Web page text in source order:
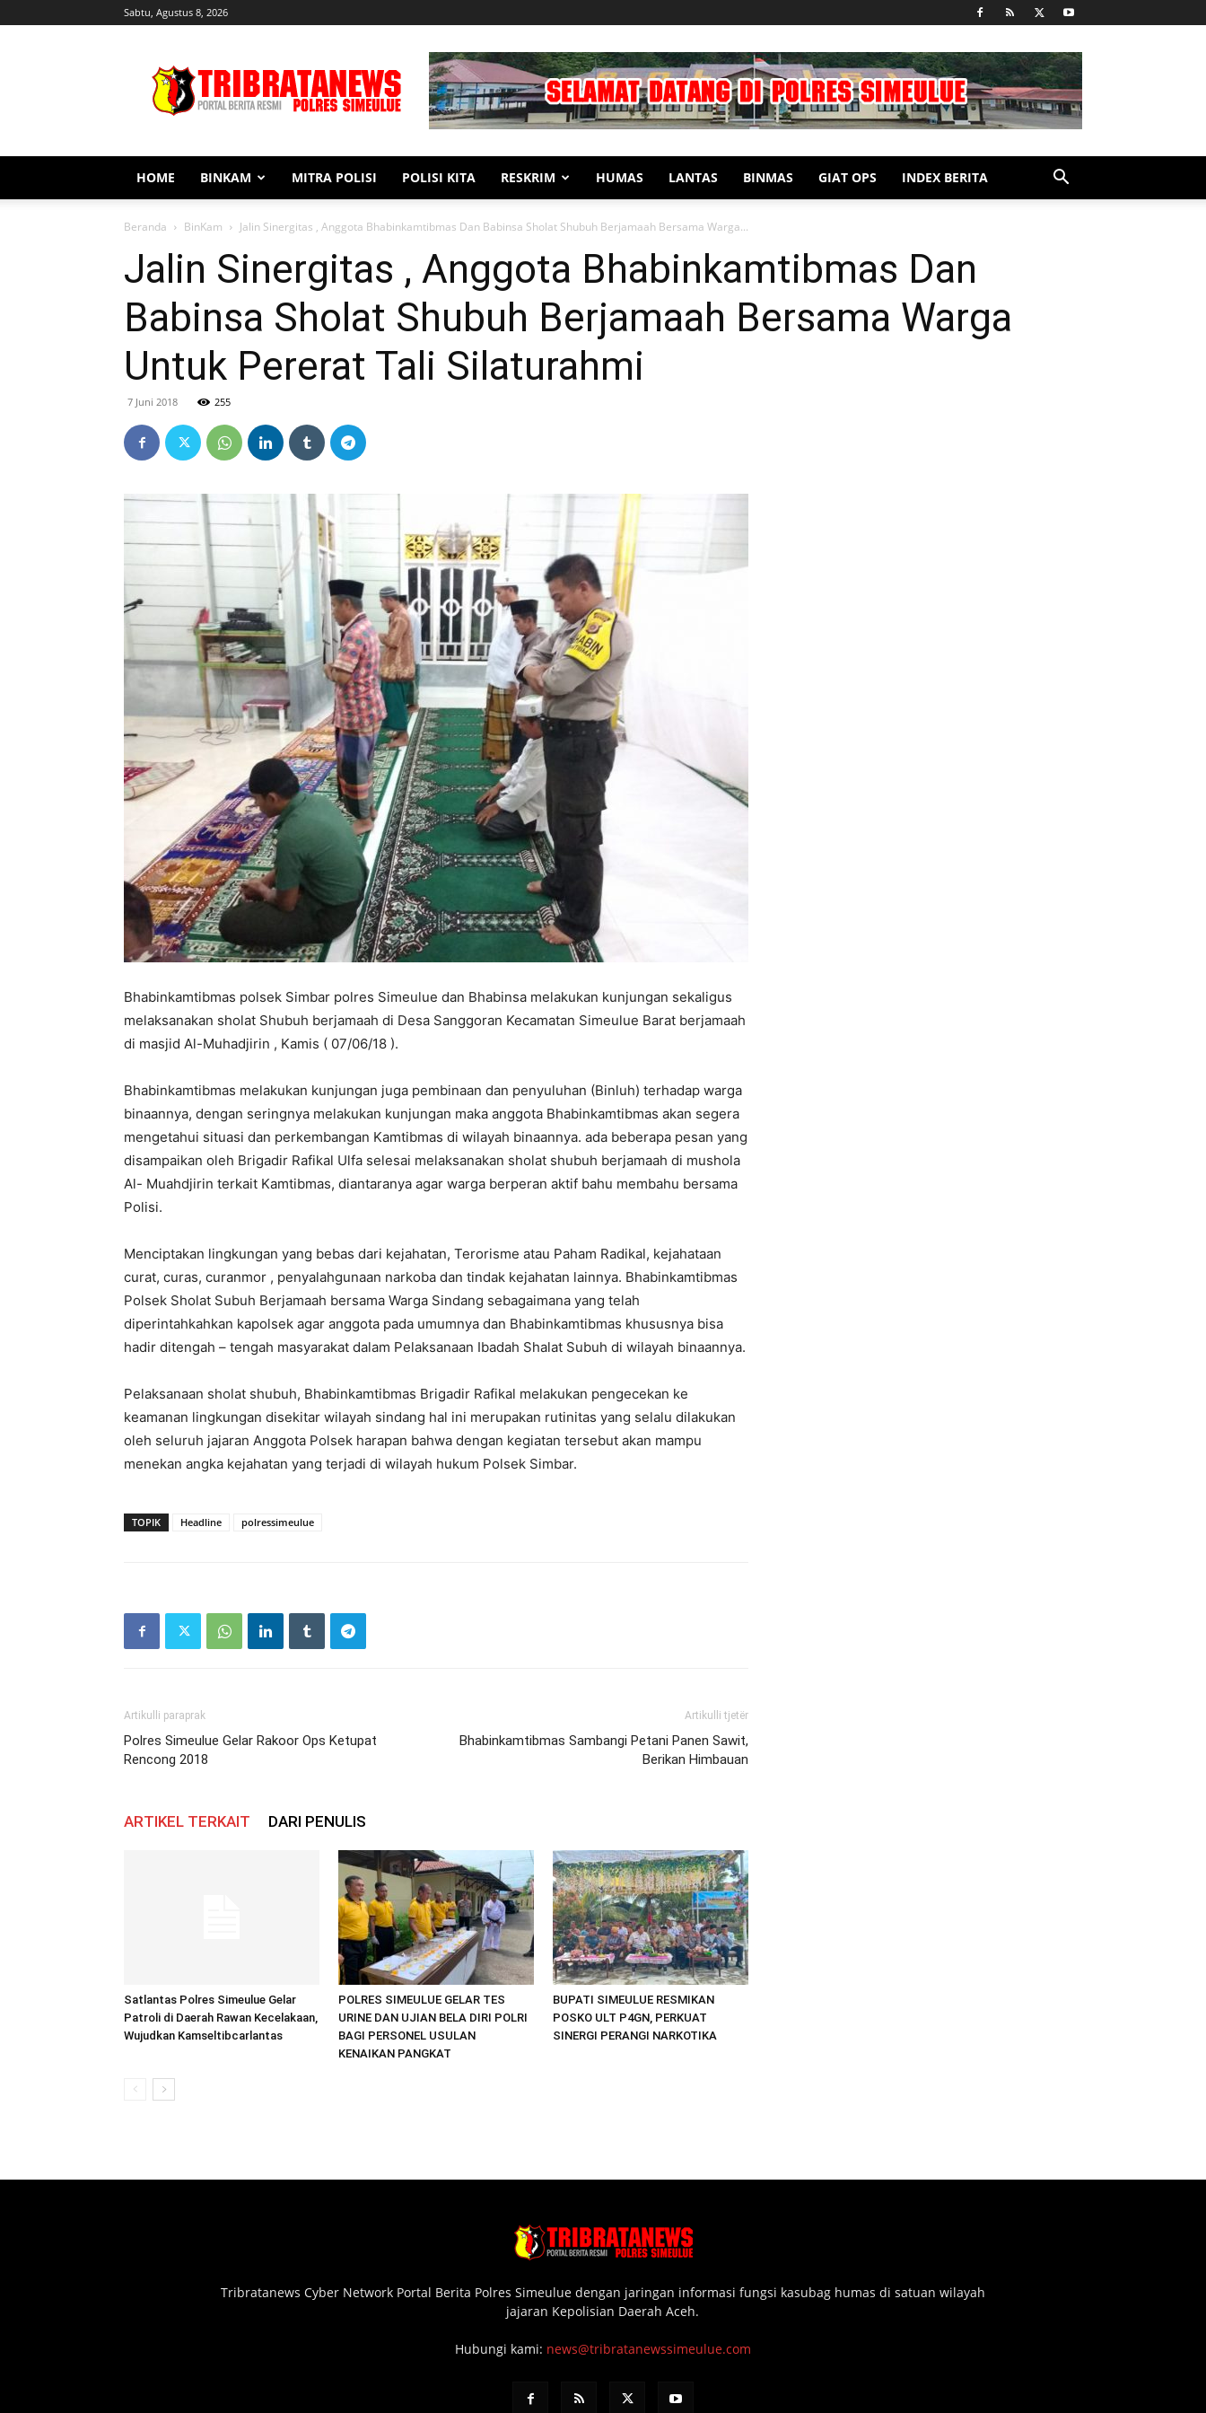
Sabtu, Agustus 8, 2026
Simeulue
HOME BINKAM MITRA POLISI POLISI KITA RESKRIM HUMAS LANTAS BINMAS GIAT OPS INDEX BERITA
Beranda BinKam Jalin Sinergitas , Anggota Bhabinkamtibmas Dan Babinsa Sholat Shubuh Berjamaah Bersama Warga...
Jalin Sinergitas , Anggota Bhabinkamtibmas Dan
Babinsa Sholat Shubuh Berjamaah Bersama Warga
Untuk Pererat Tali Silaturahmi
7 Juni 2018 255
Bhabinkamtibmas polsek Simbar polres Simeulue dan Bhabinsa melakukan kunjungan sekaligus
melaksanakan sholat Shubuh berjamaah di Desa Sanggoran Kecamatan Simeulue Barat berjamaah
di masjid Al-Muhadjirin , Kamis ( 07/06/18 ).
Bhabinkamtibmas melakukan kunjungan juga pembinaan dan penyuluhan (Binluh) terhadap warga
binaannya, dengan seringnya melakukan kunjungan maka anggota Bhabinkamtibmas akan segera
mengetahui situasi dan perkembangan Kamtibmas di wilayah binaannya. ada beberapa pesan yang
disampaikan oleh Brigadir Rafikal Ulfa selesai melaksanakan sholat shubuh berjamaah di mushola
Al- Muahdjirin terkait Kamtibmas, diantaranya agar warga berperan aktif bahu membahu bersama
Polisi.
Menciptakan lingkungan yang bebas dari kejahatan, Terorisme atau Paham Radikal, kejahataan
curat, curas, curanmor , penyalahgunaan narkoba dan tindak kejahatan lainnya. Bhabinkamtibmas
Polsek Sholat Subuh Berjamaah bersama Warga Sindang sebagaimana yang telah
diperintahkahkan kapolsek agar anggota pada umumnya dan Bhabinkamtibmas khususnya bisa
hadir ditengah – tengah masyarakat dalam Pelaksanaan Ibadah Shalat Subuh di wilayah binaannya.
Pelaksanaan sholat shubuh, Bhabinkamtibmas Brigadir Rafikal melakukan pengecekan ke
keamanan lingkungan disekitar wilayah sindang hal ini merupakan rutinitas yang selalu dilakukan
oleh seluruh jajaran Anggota Polsek harapan bahwa dengan kegiatan tersebut akan mampu
menekan angka kejahatan yang terjadi di wilayah hukum Polsek Simbar.
TOPIK Headline polressimeulue
Artikulli paraprak
Polres Simeulue Gelar Rakoor Ops Ketupat
Rencong 2018
Artikulli tjetër
Bhabinkamtibmas Sambangi Petani Panen Sawit,
Berikan Himbauan
ARTIKEL TERKAIT DARI PENULIS
Satlantas Polres Simeulue Gelar
Patroli di Daerah Rawan Kecelakaan,
Wujudkan Kamseltibcarlantas
POLRES SIMEULUE GELAR TES
URINE DAN UJIAN BELA DIRI POLRI
BAGI PERSONEL USULAN
KENAIKAN PANGKAT
BUPATI SIMEULUE RESMIKAN
POSKO ULT P4GN, PERKUAT
SINERGI PERANGI NARKOTIKA
Tribratanews Cyber Network Portal Berita Polres Simeulue dengan jaringan informasi fungsi kasubag humas di satuan wilayah
jajaran Kepolisian Daerah Aceh.
Hubungi kami: news@tribratanewssimeulue.com